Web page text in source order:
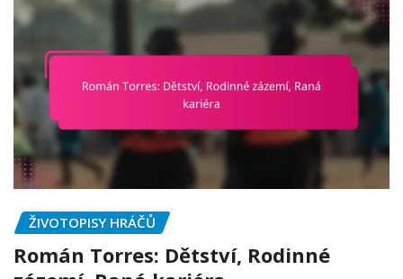
ŽIVOTOPISY HRÁČŮ
Román Torres: Dětství, Rodinné